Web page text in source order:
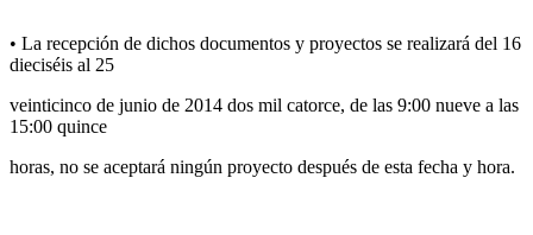
• La recepción de dichos documentos y proyectos se realizará del 16
dieciséis al 25
veinticinco de junio de 2014 dos mil catorce, de las 9:00 nueve a las
15:00 quince
horas, no se aceptará ningún proyecto después de esta fecha y hora.